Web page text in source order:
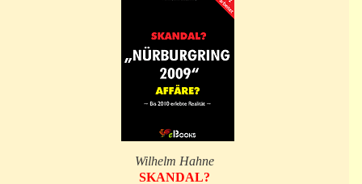
Wilhelm Hahne
SKANDAL?